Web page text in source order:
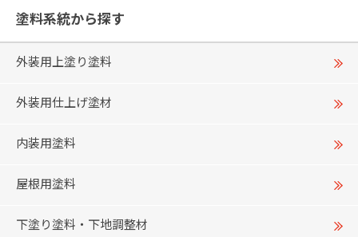
塗料系統から探す
外装用上塗り塗料
外装用仕上げ塗材
内装用塗料
屋根用塗料
下塗り塗料・下地調整材